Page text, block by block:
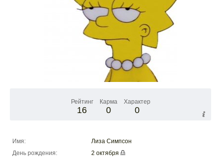
Рейтинг
16
Карма
0
Характер
0
Имя:
Лиза Симпсон
День рождения:
2 октября